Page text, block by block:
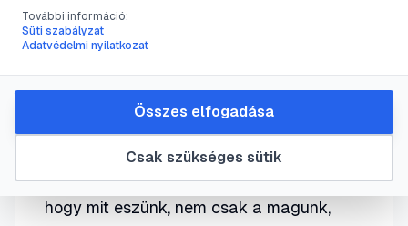
heteiben?
#baba #fehérje #hal #idegrendszer
A terhesség alatt az első pillanattól
kezdve nagyon fontos odafigyelnünk,
hogy mit eszünk, nem csak a magunk,
További információ:
Süti szabályzat
Adatvédelmi nyilatkozat
Csak szükséges sütik
Összes elfogadása